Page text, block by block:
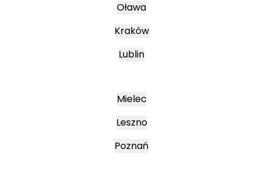
Oława
Kraków
Lublin
Mielec
Leszno
Poznań